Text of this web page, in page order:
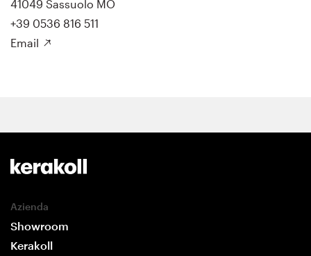
41049 Sassuolo MO
+39 0536 816 511
Email
Azienda
Showroom
Kerakoll